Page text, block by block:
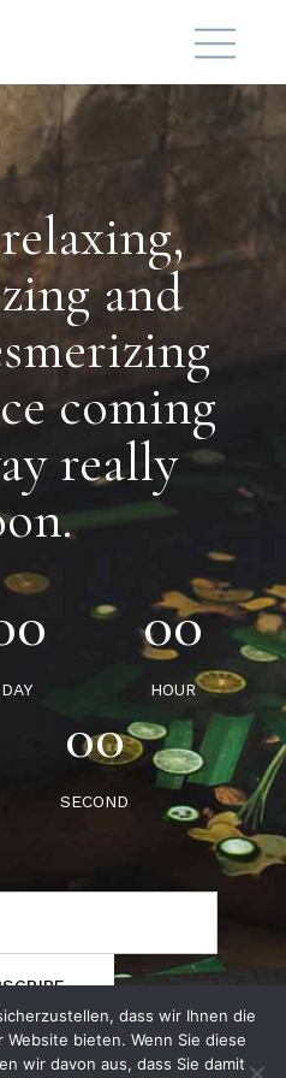
and
coming
really
DAY
00
HOUR
00
SECOND
dass wir Ihnen die
bieten. Wenn Sie diese
wir davon aus, dass Sie damit